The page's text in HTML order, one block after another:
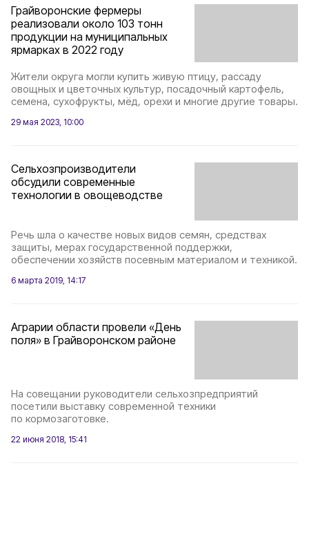
Грайворонские фермеры
реализовали около 103 тонн
продукции на муниципальных
ярмарках в 2022 году
Жители округа могли купить живую птицу, рассаду
овощных и цветочных культур, посадочный картофель,
семена, сухофрукты, мёд, орехи и многие другие товары.
29 мая 2023, 10:00
Сельхозпроизводители
обсудили современные
технологии в овощеводстве
Речь шла о качестве новых видов семян, средствах
защиты, мерах государственной поддержки,
обеспечении хозяйств посевным материалом и техникой.
6 марта 2019, 14:17
Аграрии области провели «День
поля» в Грайворонском районе
На совещании руководители сельхозпредприятий
посетили выставку современной техники
по кормозаготовке.
22 июня 2018, 15:41